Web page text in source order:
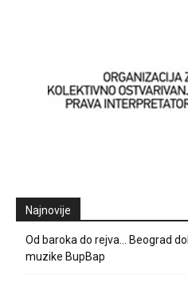
Najnovije
Od baroka do rejva… Beograd
muzike BupBap